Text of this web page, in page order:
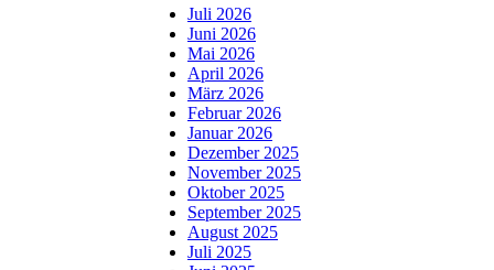
Juli 2026
Juni 2026
Mai 2026
April 2026
März 2026
Februar 2026
Januar 2026
Dezember 2025
November 2025
Oktober 2025
September 2025
August 2025
Juli 2025